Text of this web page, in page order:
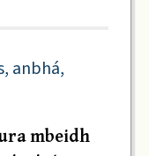
anbhá,
mbeidh